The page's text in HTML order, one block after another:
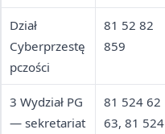
Dział
Cyberprzestę
pczości
81 52 82
859
3 Wydział PG
— sekretariat
81 524 62
63, 81 524